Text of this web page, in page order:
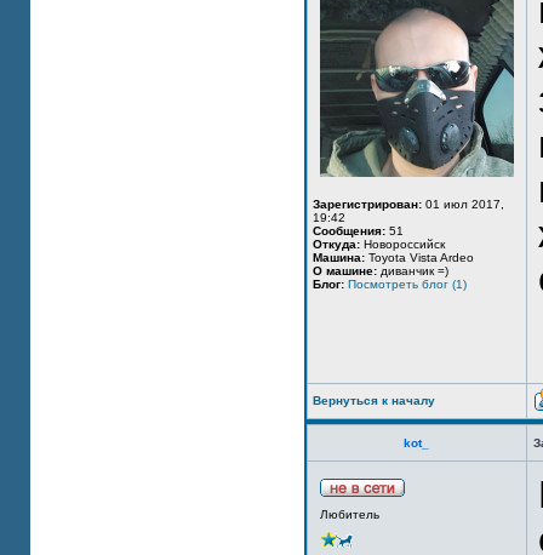
Зарегистрирован: 01 июл 2017,
19:42
Сообщения: 51
Откуда: Новороссийск
Машина: Toyota Vista Ardeo
О машине: диванчик =)
Блог: Посмотреть блог (1)
Вернуться к началу
kot_
Любитель